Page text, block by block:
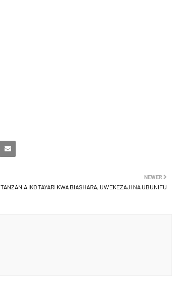
NEWER
TANZANIA IKO TAYARI KWA BIASHARA, UWEKEZAJI NA UBUNIFU